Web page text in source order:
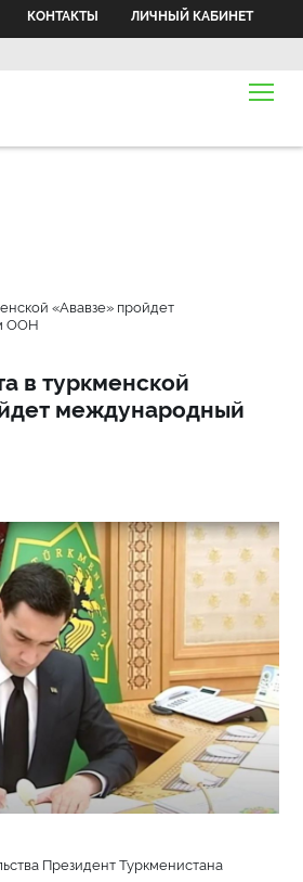
КОНТАКТЫ ЛИЧНЫЙ КАБИНЕТ
«Ававзе» пройдет
ООН
в туркменской
международный
Президент Туркменистана